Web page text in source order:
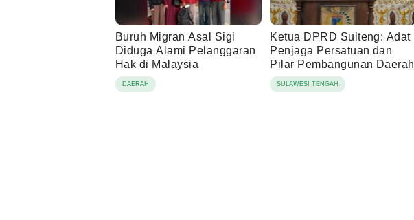
Buruh Migran Asal Sigi
Diduga Alami Pelanggaran
Hak di Malaysia
DAERAH
Ketua DPRD Sulteng: Adat
Penjaga Persatuan dan
Pilar Pembangunan Daerah
SULAWESI TENGAH